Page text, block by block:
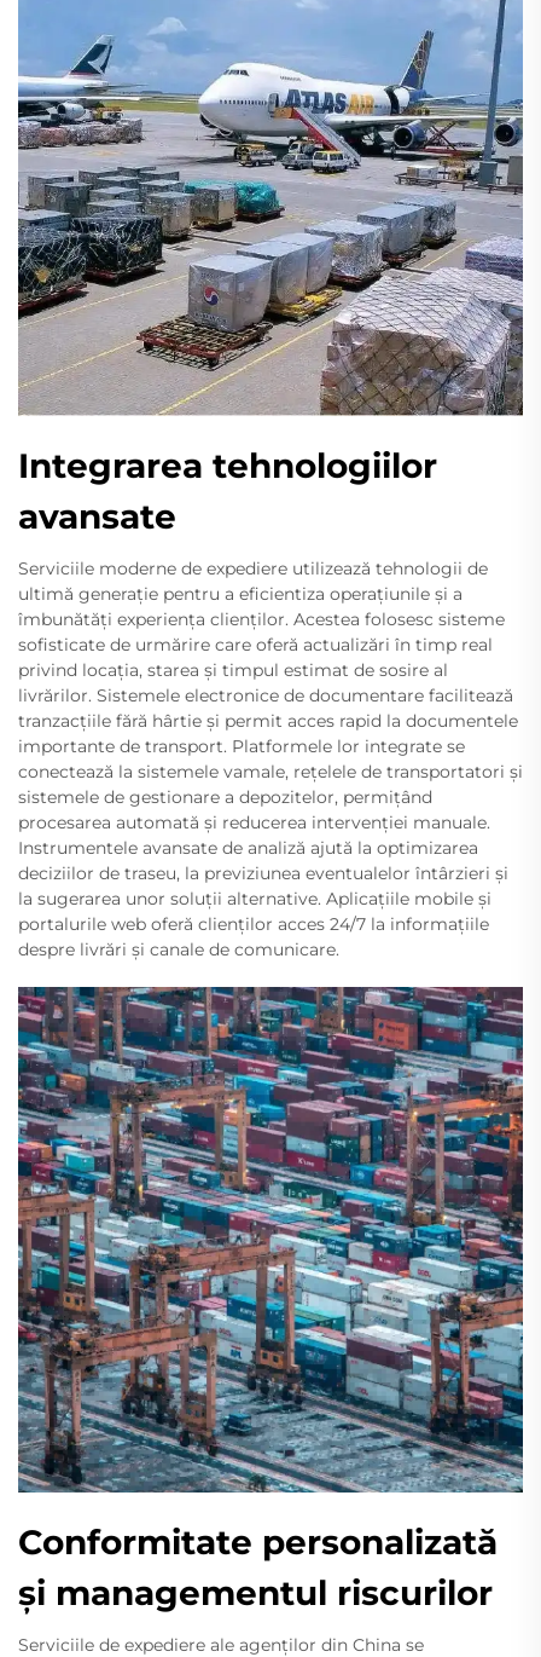
Integrarea tehnologiilor
avansate
Serviciile moderne de expediere utilizează tehnologii de
ultimă generație pentru a eficientiza operațiunile și a
îmbunătăți experiența clienților. Acestea folosesc sisteme
sofisticate de urmărire care oferă actualizări în timp real
privind locația, starea și timpul estimat de sosire al
livrărilor. Sistemele electronice de documentare facilitează
tranzacțiile fără hârtie și permit acces rapid la documentele
importante de transport. Platformele lor integrate se
conectează la sistemele vamale, rețelele de transportatori și
sistemele de gestionare a depozitelor, permițând
procesarea automată și reducerea intervenției manuale.
Instrumentele avansate de analiză ajută la optimizarea
deciziilor de traseu, la previziunea eventualelor întârzieri și
la sugerarea unor soluții alternative. Aplicațiile mobile și
portalurile web oferă clienților acces 24/7 la informațiile
despre livrări și canale de comunicare.
Conformitate personalizată
și managementul riscurilor
Serviciile de expediere ale agenților din China se